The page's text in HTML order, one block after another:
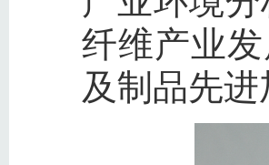
纤维产业
及制品先